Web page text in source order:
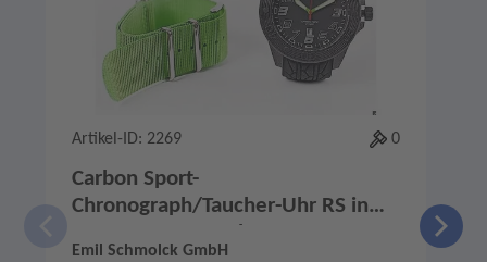
Artikel-ID: 2269 0
Carbon Sport-
Chronograph/Taucher-Uhr RS in
Emil Schmolck GmbH